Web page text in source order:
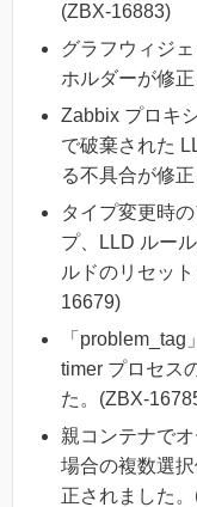
(ZBX-16883)
グラフウィジ
ホルダーが修
Zabbix プロキ
で破棄された
る不具合が修
タイプ変更時
プ、LLD ルー
ルドのリセッ
16679)
「
timer プロセス
た。(ZBX-
親コンテナで
場合の複数選
正されました